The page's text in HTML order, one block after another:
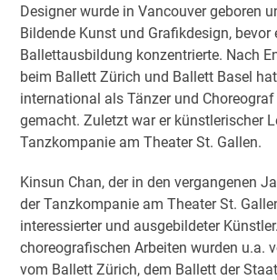
Designer wurde in Vancouver geboren
Bildende Kunst und Grafikdesign, bevor
Ballettausbildung konzentrierte. Nach
beim Ballett Zürich und Ballett Basel
international als Tänzer und
gemacht. Zuletzt war er künstlerischer
Tanzkompanie am Theater St. Gallen.
Kinsun Chan, der in den vergangenen
der Tanzkompanie am Theater St.
interessierter und ausgebildeter
choreografischen Arbeiten wurden u.a.
vom Ballett Zürich, dem Ballett der